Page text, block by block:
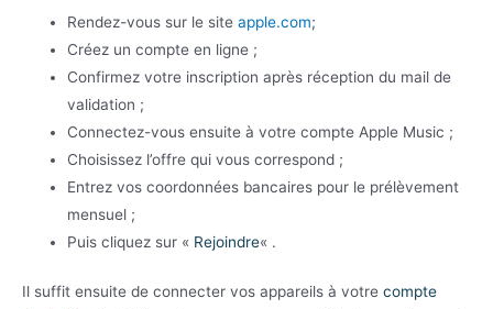
Rendez-vous sur le siteapple.com;
Créez un compte en ligne ;
Confirmez votre inscription après réception du mail de
validation ;
Connectez-vous ensuite à votre compte Apple Music ;
Choisissez l’offre qui vous correspond ;
Entrez vos coordonnées bancaires pour le prélèvement
mensuel ;
Puis cliquez sur « Rejoindre« .
Il suffit ensuite de connecter vos appareils à votre compte